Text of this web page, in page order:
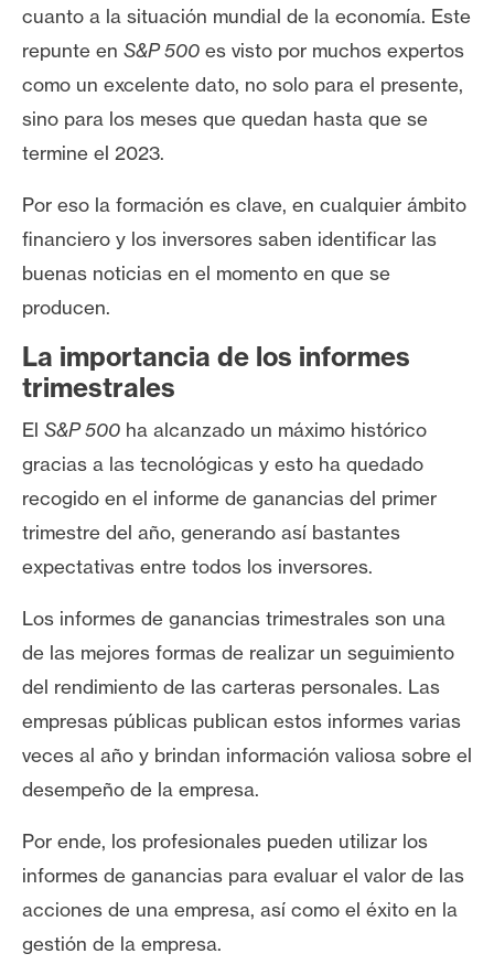
n
t
t
o
P
u
b
i
c
i
d
a
d
cuanto a la situación mundial de la economía. Este
repunte en S&P 500 es visto por muchos expertos
como un excelente dato, no solo para el presente,
sino para los meses que quedan hasta que se
termine el 2023.
Por eso la formación es clave, en cualquier ámbito
financiero y los inversores saben identificar las
buenas noticias en el momento en que se
producen.
La importancia de los informes
trimestrales
El S&P 500 ha alcanzado un máximo histórico
gracias a las tecnológicas y esto ha quedado
recogido en el informe de ganancias del primer
trimestre del año, generando así bastantes
expectativas entre todos los inversores.
Los informes de ganancias trimestrales son una
de las mejores formas de realizar un seguimiento
del rendimiento de las carteras personales. Las
empresas públicas publican estos informes varias
veces al año y brindan información valiosa sobre el
desempeño de la empresa.
Por ende, los profesionales pueden utilizar los
informes de ganancias para evaluar el valor de las
acciones de una empresa, así como el éxito en la
gestión de la empresa.